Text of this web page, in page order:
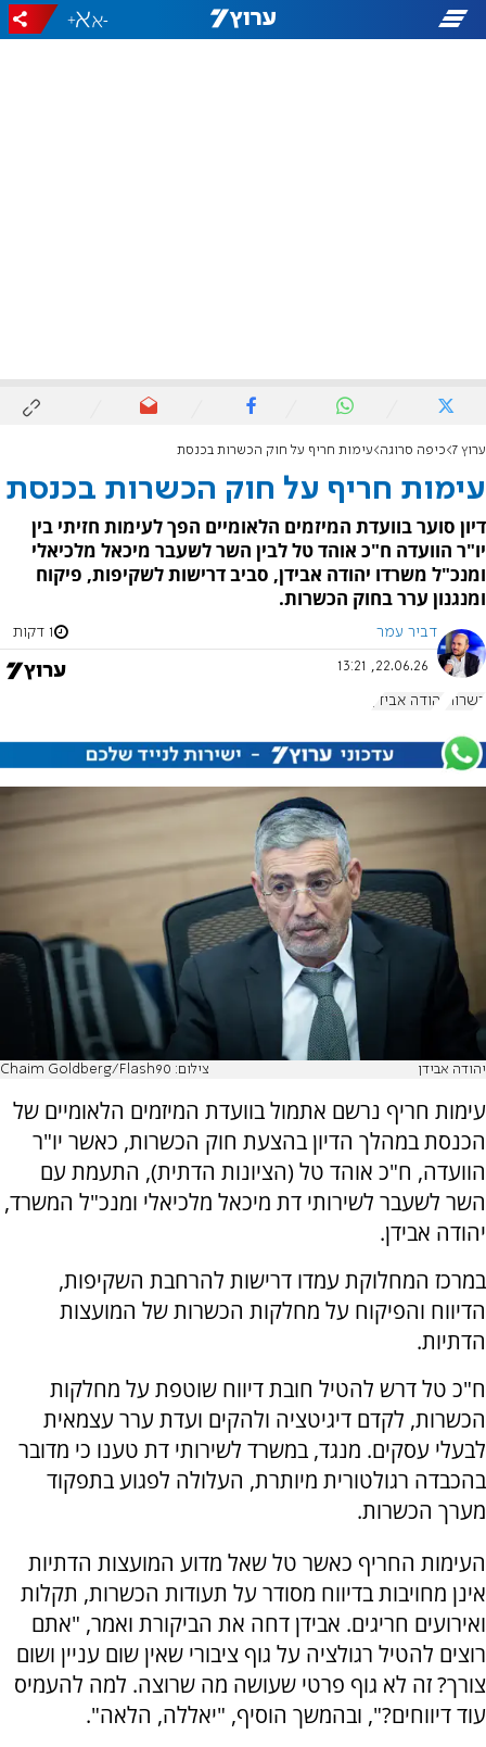
-
+
ערוץ 7 כיפה סרוגה עימות חריף על חוק הכשרות בכנסת
עימות חריף על חוק הכשרות בכנסת
דיון סוער בוועדת המיזמים הלאומיים הפך לעימות חזיתי בין
יו"ר הוועדה ח"כ אוהד טל לבין השר לשעבר מיכאל מלכיאלי
ומנכ"ל משרדו יהודה אבידן, סביב דרישות לשקיפות, פיקוח
ומנגנון ערר בחוק הכשרות.
דביר עמר 1 דקות
22.06.26, 13:21
כשרות יהודה אבידן
יהודה אבידן צילום: Chaim Goldberg/Flash90
עימות חריף נרשם אתמול בוועדת המיזמים הלאומיים של
הכנסת במהלך הדיון בהצעת חוק הכשרות, כאשר יו"ר
הוועדה, ח"כ אוהד טל (הציונות הדתית), התעמת עם
השר לשעבר לשירותי דת מיכאל מלכיאלי ומנכ"ל המשרד,
יהודה אבידן.
במרכז המחלוקת עמדו דרישות להרחבת השקיפות,
הדיווח והפיקוח על מחלקות הכשרות של המועצות
הדתיות.
ח"כ טל דרש להטיל חובת דיווח שוטפת על מחלקות
הכשרות, לקדם דיגיטציה ולהקים ועדת ערר עצמאית
לבעלי עסקים. מנגד, במשרד לשירותי דת טענו כי מדובר
בהכבדה רגולטורית מיותרת, העלולה לפגוע בתפקוד
מערך הכשרות.
העימות החריף כאשר טל שאל מדוע המועצות הדתיות
אינן מחויבות בדיווח מסודר על תעודות הכשרות, תקלות
ואירועים חריגים. אבידן דחה את הביקורת ואמר, "אתם
רוצים להטיל רגולציה על גוף ציבורי שאין שום עניין ושום
צורך? זה לא גוף פרטי שעושה מה שרוצה. למה להעמיס
עוד דיווחים?", ובהמשך הוסיף, "יאללה, הלאה".